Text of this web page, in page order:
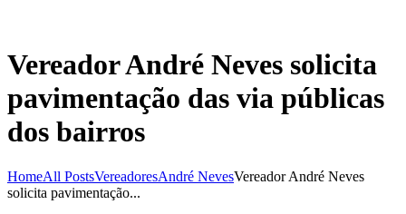
Vereador André Neves solicita
pavimentação das via públicas
dos bairros
HomeAll PostsVereadoresAndré NevesVereador André Neves
solicita pavimentação...